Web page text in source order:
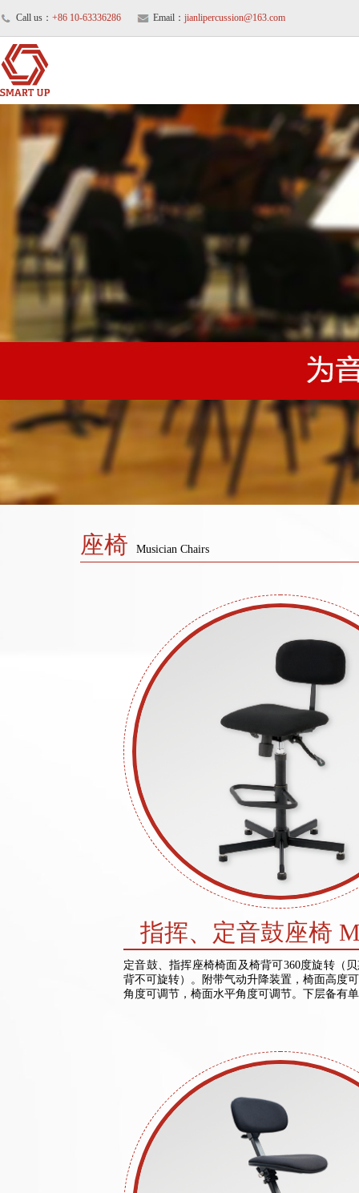
Call us： +86 10-63336286 Email： jianlipercussion@163.com
座椅 Musician Chairs
指挥、定音鼓座椅
定音鼓、指挥座椅椅面及椅背可360度旋转（
背不可旋转）。附带气动升降装置，椅面高度
角度可调节，椅面水平角度可调节。下层备有